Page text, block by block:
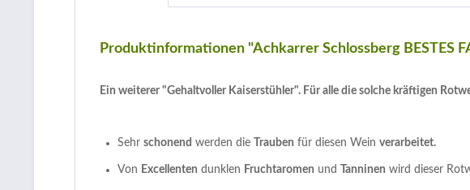
Produktinformationen "Achkarrer Schlossberg BESTES
Ein weiterer "Gehaltvoller Kaiserstühler". Für alle die solche kräftigen
Sehr schonend werden die Trauben für diesen Wein verarbeitet.
Von Excellenten dunklen Fruchtaromen und Tanninen wird dieser